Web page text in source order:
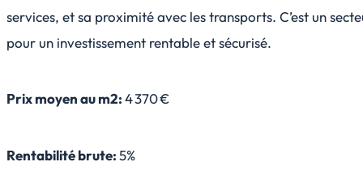
services, et sa proximité avec les transports. C’est un
pour un investissement rentable et sécurisé.
Prix moyen au m2:4 370 €
Rentabilité brute:5%